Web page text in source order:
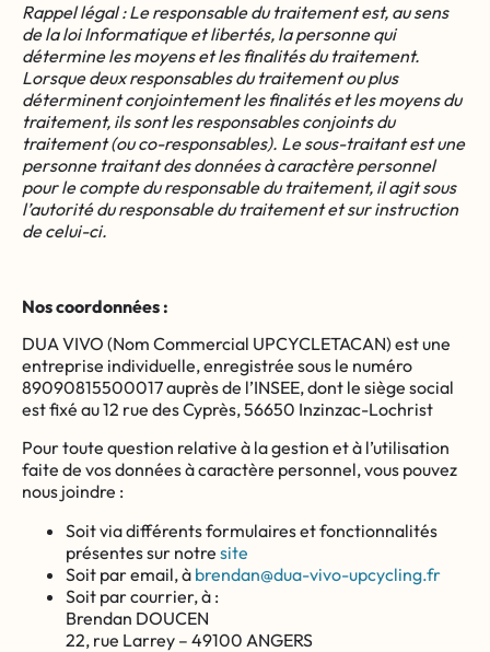
Rappel légal : Le responsable du traitement est, au sens
de la loi Informatique et libertés, la personne qui
détermine les moyens et les finalités du traitement.
Lorsque deux responsables du traitement ou plus
déterminent conjointement les finalités et les moyens du
traitement, ils sont les responsables conjoints du
traitement (ou co-responsables). Le sous-traitant est une
personne traitant des données à caractère personnel
pour le compte du responsable du traitement, il agit sous
l’autorité du responsable du traitement et sur instruction
de celui-ci.
Nos coordonnées :
DUA VIVO (Nom Commercial UPCYCLETACAN) est une
entreprise individuelle,enregistrée sous le numéro
89090815500017 auprès de l’INSEE, dont le siège social
est fixé au 12 rue des Cyprès, 56650 Inzinzac-Lochrist
Pour toute question relative à la gestion et à l’utilisation
faite de vos données à caractère personnel, vous pouvez
nous joindre :
Soit via différents formulaires et fonctionnalités
présentes sur notre site
Soit par email, à brendan@dua-vivo-upcycling.fr
Soit par courrier, à :
Brendan DOUCEN
22, rue Larrey – 49100 ANGERS